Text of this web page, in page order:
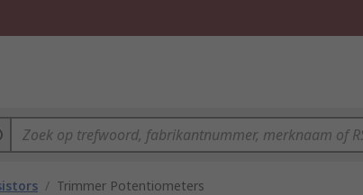
/ Trimmer Potentiometers